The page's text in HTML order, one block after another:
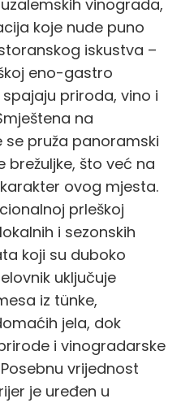
vinograda,
koje nude puno
iskustva –
eno-gastro
priroda, vino i
na
se pruža panoramski
što već na
ovog mjesta.
prleškoj
i sezonskih
koji su duboko
uključuje
iz tünke,
jela, dok
i vinogradarske
vrijednost
je uređen u